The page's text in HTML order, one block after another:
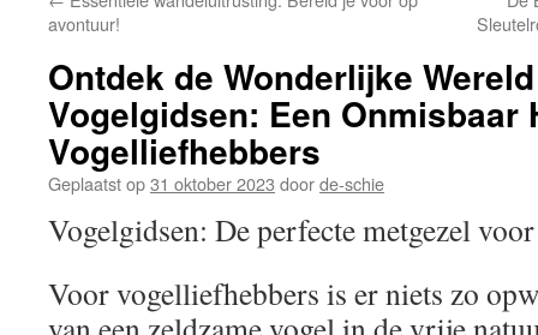
inhoud
avontuur!
Ontdek de Wonderlijke
Vogelgidsen: Een Onmisbaar
Vogelliefhebbers
Geplaatst op31 oktober 2023 doorde-schie
Vogelgidsen: De perfecte metgezel
Voor vogelliefhebbers is er niets zo